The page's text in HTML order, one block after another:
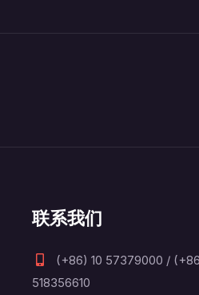
联系我们
(+86) 10 57379000 /
518356610